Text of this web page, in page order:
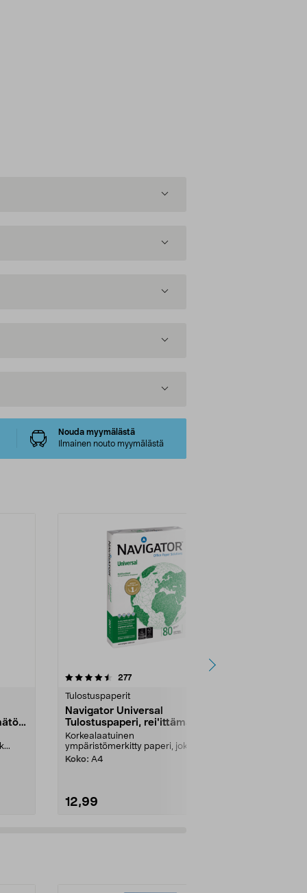
Nouda myymälästä
Ilmainen nouto myymälästä
277arvostelut
Tulostuspaperit
Navigator Universal
Tulostuspaperi, rei'ittämätön
80 g/m²
Korkealaatuinen
ympäristömerkitty paperi, jok...
Koko: A4
12,99
4.5 viidestä